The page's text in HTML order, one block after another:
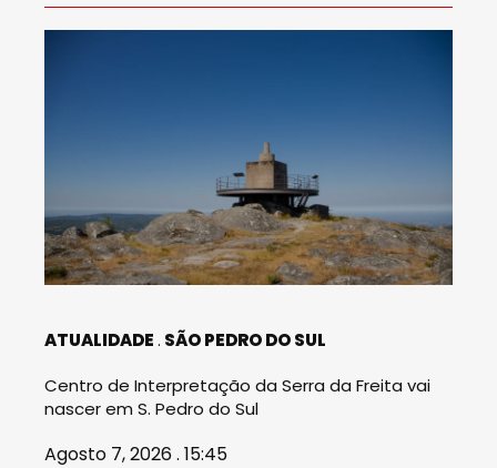
ATUALIDADE SÃO PEDRO DO SUL
Centro de Interpretação da Serra da Freita vai
nascer em S. Pedro do Sul
Agosto 7, 2026 . 15:45